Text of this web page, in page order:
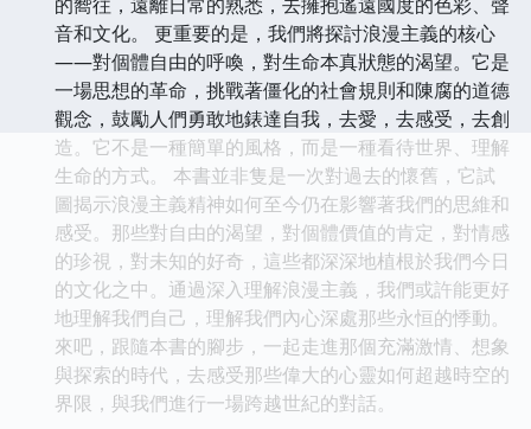
音和文化。 更重要的是，我們將探討浪漫主義的核心
——對個體自由的呼喚，對生命本真狀態的渴望。它是
一場思想的革命，挑戰著僵化的社會規則和陳腐的道德
觀念，鼓勵人們勇敢地錶達自我，去愛，去感受，去創
造。它不是一種簡單的風格，而是一種看待世界、理解
生命的方式。 本書並非隻是一次對過去的懷舊，它試
圖揭示浪漫主義精神如何至今仍在影響著我們的思維和
感受。那些對自由的渴望，對個體價值的肯定，對情感
的珍視，對未知的好奇，這些都深深地植根於我們今日
的文化之中。通過深入理解浪漫主義，我們或許能更好
地理解我們自己，理解我們內心深處那些永恒的悸動。
來吧，跟隨本書的腳步，一起走進那個充滿激情、想象
與探索的時代，去感受那些偉大的心靈如何超越時空的
界限，與我們進行一場跨越世紀的對話。